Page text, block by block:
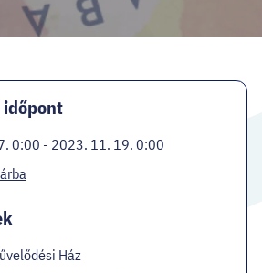
időpont
0:00 - 2023. 11. 19. 0:00
Ház